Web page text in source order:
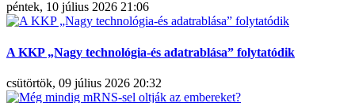
péntek, 10 július 2026 21:06
A KKP „Nagy technológia-és adatrablása” folytatódik
csütörtök, 09 július 2026 20:32